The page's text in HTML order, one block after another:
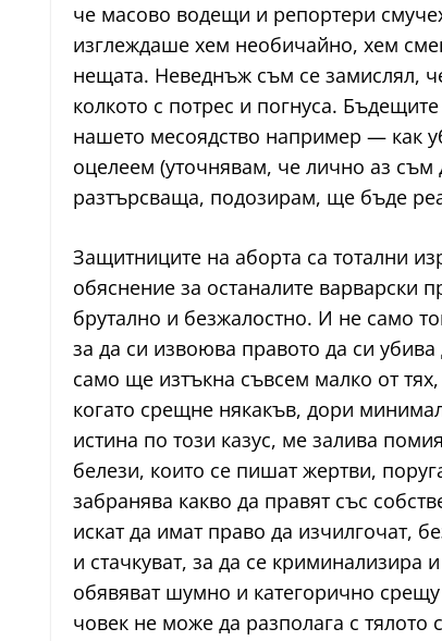
че масово водещи и репортери
изглеждаше хем необичайно, хем
нещата. Неведнъж съм се замислял,
колкото с потрес и погнуса.
нашето месоядство например — как
оцелеем (уточнявам, че лично аз
разтърсваща, подозирам, ще бъде
Защитниците на аборта са тотални
обяснение за останалите варварски
брутално и безжалостно. И не само
за да си извоюва правото да си
само ще изтъкна съвсем малко от
когато срещне някакъв, дори
истина по този казус, ме залива
белези, които се пишат жертви,
забранява какво да правят със
искат да имат право да изчилгочат,
и стачкуват, за да се
обявяват шумно и категорично
човек не може да разполага с